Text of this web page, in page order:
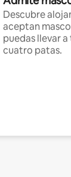
Descubre
aceptan
puedas llevar
cuatro patas.